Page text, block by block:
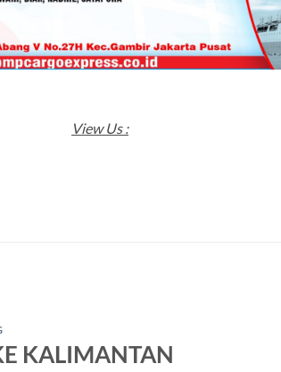
View Us :
KALIMANTAN